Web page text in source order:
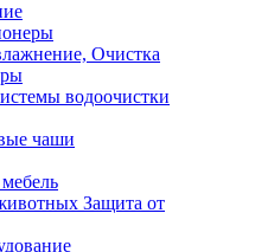
Очистка
водоочистки
чаши
Защита от